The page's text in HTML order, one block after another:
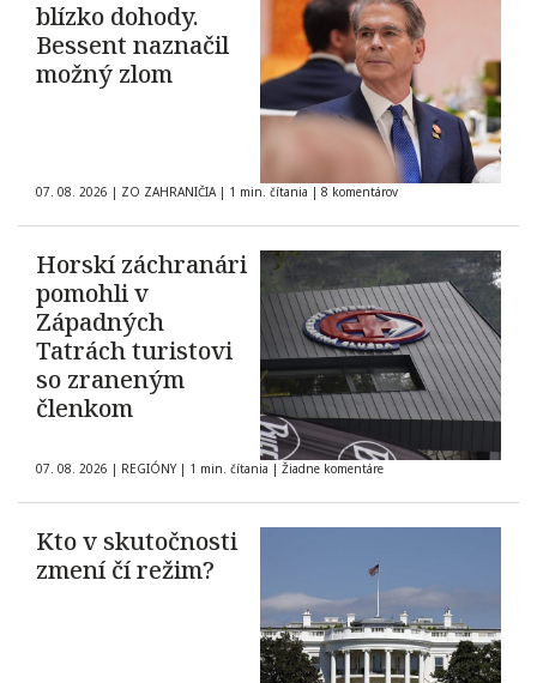
blízko dohody.
Bessent naznačil
možný zlom
07. 08. 2026 | ZO ZAHRANIČIA | 1 min. čítania | 8 komentárov
Horskí záchranári
pomohli v
Západných
Tatrách turistovi
so zraneným
členkom
07. 08. 2026 | REGIÓNY | 1 min. čítania | Žiadne komentáre
Kto v skutočnosti
zmení čí režim?